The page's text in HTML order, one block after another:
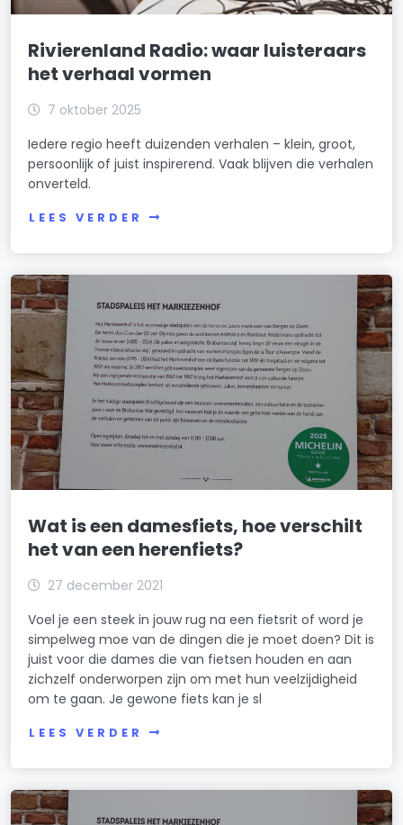
Rivierenland Radio: waar luisteraars
het verhaal vormen
7 oktober 2025
Iedere regio heeft duizenden verhalen – klein, groot,
persoonlijk of juist inspirerend. Vaak blijven die verhalen
onverteld.
LEES VERDER
Wat is een damesfiets, hoe verschilt
het van een herenfiets?
27 december 2021
Voel je een steek in jouw rug na een fietsrit of word je
simpelweg moe van de dingen die je moet doen? Dit is
juist voor die dames die van fietsen houden en aan
zichzelf onderworpen zijn om met hun veelzijdigheid
om te gaan. Je gewone fiets kan je sl
LEES VERDER